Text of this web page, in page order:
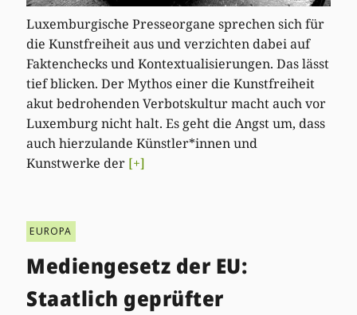
Luxemburgische Presseorgane sprechen sich für
die Kunstfreiheit aus und verzichten dabei auf
Faktenchecks und Kontextualisierungen. Das lässt
tief blicken. Der Mythos einer die Kunstfreiheit
akut bedrohenden Verbotskultur macht auch vor
Luxemburg nicht halt. Es geht die Angst um, dass
auch hierzulande Künstler*innen und
Kunstwerke der [+]
EUROPA
Mediengesetz der EU:
Staatlich geprüfter